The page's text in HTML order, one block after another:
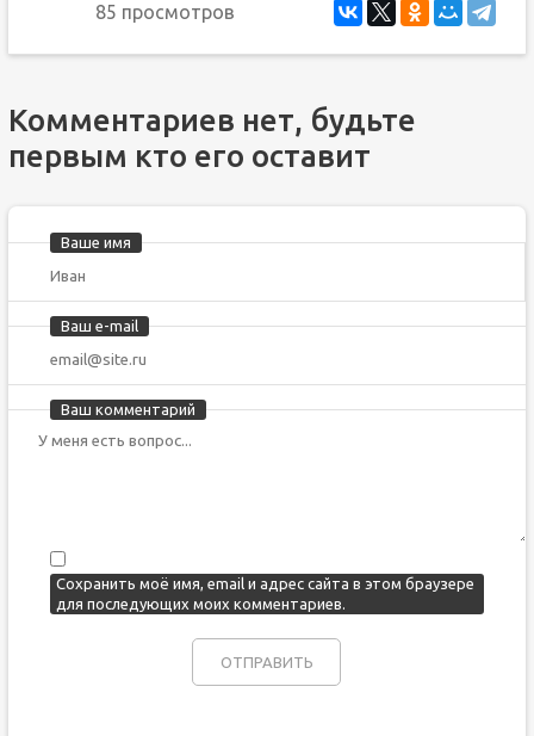
85 просмотров
Комментариев нет, будьте
первым кто его оставит
Ваше имя
Ваш e-mail
Ваш комментарий
Сохранить моё имя, email и адрес сайта в этом браузере
для последующих моих комментариев.